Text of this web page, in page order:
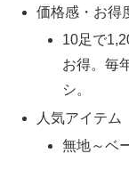
価格感・お得
10足で
お得。毎
シ。
人気アイテム
無地～ベ